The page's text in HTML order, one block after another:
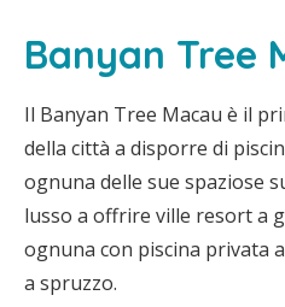
Banyan Tree
Il Banyan Tree Macau è il
della città a disporre di
ognuna delle sue spaziose
lusso a offrire ville resort a
ognuna con piscina privata
a spruzzo.